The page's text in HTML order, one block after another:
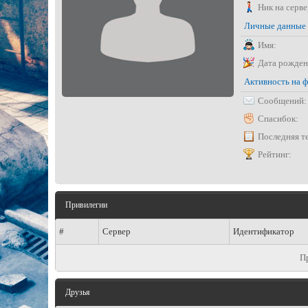
Ник на
Личные данные
Имя:
Дата
Активность на
Сообщений:
Спасибок:
Последняя
Рейтинг:
Привилегии
# Сервер Идентификатор
Друзья